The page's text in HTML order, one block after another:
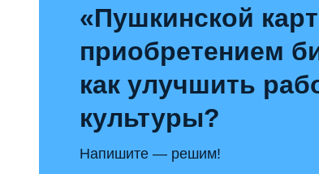
«Пушкинской
приобретением
как улучшить
культуры?
Напишите — решим!